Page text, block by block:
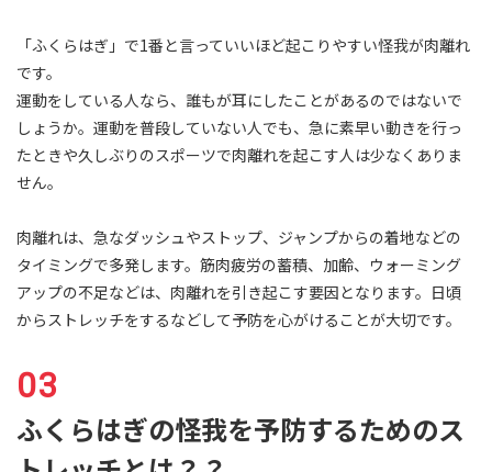
「ふくらはぎ」で1番と言っていいほど起こりやすい怪我が肉離れ
です。
運動をしている人なら、誰もが耳にしたことがあるのではないで
しょうか。運動を普段していない人でも、急に素早い動きを行っ
たときや久しぶりのスポーツで肉離れを起こす人は少なくありま
せん。
肉離れは、急なダッシュやストップ、ジャンプからの着地などの
タイミングで多発します。筋肉疲労の蓄積、加齢、ウォーミング
アップの不足などは、肉離れを引き起こす要因となります。日頃
からストレッチをするなどして予防を心がけることが大切です。
ふくらはぎの怪我を予防するためのス